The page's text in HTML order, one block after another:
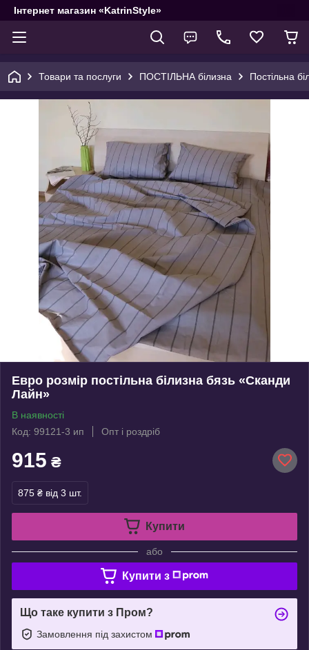
Інтернет магазин «KatrinStyle»
Товари та послуги ПОСТІЛЬНА білизна Постільна
Евро розмір постільна білизна бязь «Сканди
Лайн»
В наявності
Код: 99121-3 ип
Опт і роздріб
915 ₴
875 ₴ від 3 шт.
Купити
або
Купити з
Що таке купити з Пром?
Замовлення під захистом